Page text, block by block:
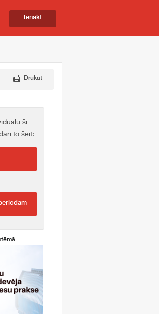
Ienākt
Drukāt
šī
to šeit: